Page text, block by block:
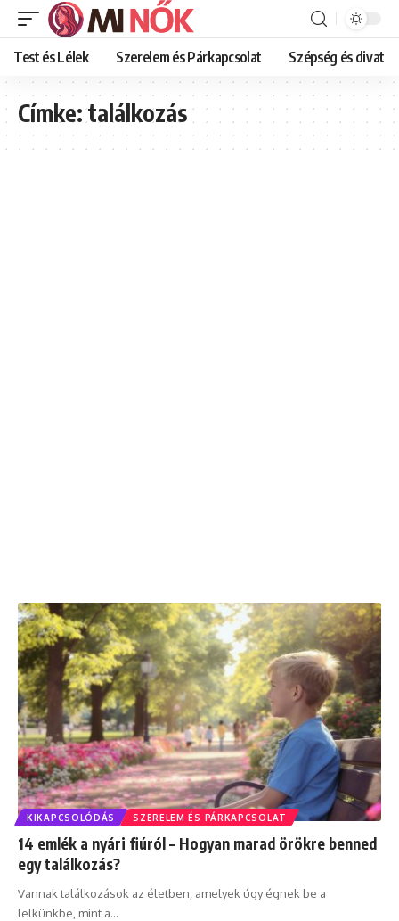
Test és Lélek Szerelem és Párkapcsolat Szépség és divat
Címke:találkozás
KIKAPCSOLÓDÁS SZERELEM ÉS PÁRKAPCSOLAT
14 emlék a nyári fiúról – Hogyan marad örökre benned
egy találkozás?
Vannak találkozások az életben, amelyek úgy égnek be a
lelkünkbe, mint a…